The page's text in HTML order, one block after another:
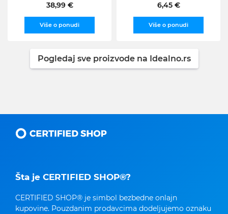
38,99 €
Više o ponudi
6,45 €
Više o ponudi
Pogledaj sve proizvode na Idealno.rs
Šta je CERTIFIED SHOP®?
CERTIFIED SHOP® je simbol bezbedne onlajn
kupovine. Pouzdanim prodavcima dodeljujemo oznaku